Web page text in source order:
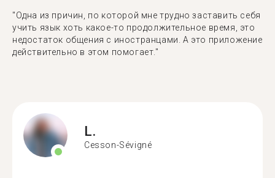
"Одна из причин, по которой мне трудно заставить себя
учить язык хоть какое-то продолжительное время, это
недостаток общения с иностранцами. А это приложение
действительно в этом помогает."
L.
Cesson-Sévigné